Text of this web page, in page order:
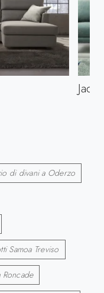
Jack
di divani a Oderzo
Samoa Treviso
Roncade